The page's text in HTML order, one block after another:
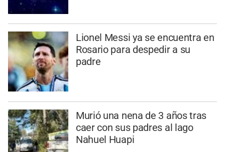
Lionel Messi ya se encuentra en
Rosario para despedir a su
padre
Murió una nena de 3 años tras
caer con sus padres al lago
Nahuel Huapi